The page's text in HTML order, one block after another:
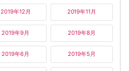
2019年12月 2019年11月
2019年9月 2019年8月
2019年6月 2019年5月